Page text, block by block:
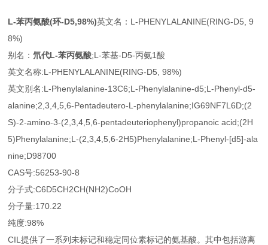
L-苯丙氨酸(环-D5,98%)英文名：L-PHENYLALANINE(RING-D5, 9
8%)
别名：氘代L-苯丙氨酸;L-苯基-D5-丙氨1酸
英文名称:L-PHENYLALANINE(RING-D5, 98%)
英文别名:L-Phenylalanine-13C6;L-Phenylalanine-d5;L-Phenyl-d5-
alanine;2,3,4,5,6-Pentadeutero-L-phenylalanine;IG69NF7L6D;(2
S)-2-amino-3-(2,3,4,5,6-pentadeuteriophenyl)propanoic acid;(2H
5)Phenylalanine;L-(2,3,4,5,6-2H5)Phenylalanine;L-Phenyl-[d5]-ala
nine;D98700
CAS号:56253-90-8
分子式:C6D5CH2CH(NH2)CoOH
分子量:170.22
纯度:98%
CIL提供了一系列未标记和稳定同位素标记的氨基酸。其中包括游离